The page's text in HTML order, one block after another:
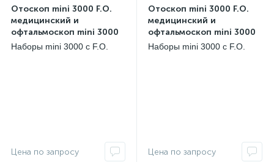
Отоскоп mini 3000 F.O.
медицинский и
офтальмоскоп mini 3000
прямой медицинский
Наборы mini 3000 с F.O.
Отоскоп mini 3000 F.O.
медицинский и
офтальмоскоп mini 3000
прямой медицинский в
Наборы mini 3000 с F.O.